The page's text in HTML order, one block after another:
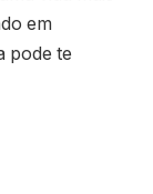
em
pode te